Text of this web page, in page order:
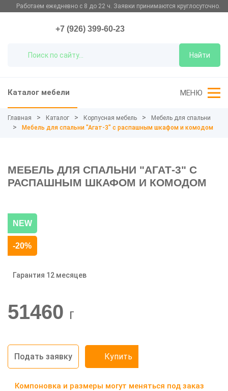
Работаем ежедневно с 8 до 22 ч. Заявки принимаются круглосуточно.
Найти
+7 (926) 399-60-23
Каталог мебели МЕНЮ
Главная Каталог Корпусная мебель
Мебель для спальни
Мебель для спальни "Агат-3" с распашным шкафом и комодом
МЕБЕЛЬ ДЛЯ СПАЛЬНИ "АГАТ-3" С
РАСПАШНЫМ ШКАФОМ И КОМОДОМ
NEW
-20%
Гарантия 12 месяцев
51460 г
Подать заявку Купить
Компоновка и размеры могут меняться под заказ